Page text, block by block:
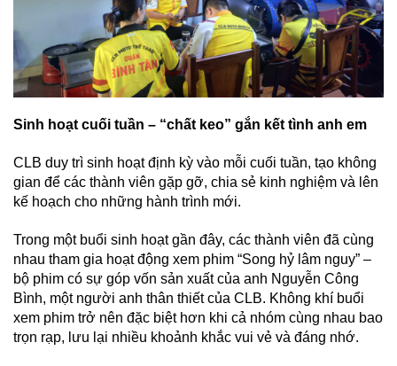
Sinh hoạt cuối tuần – “chất keo” gắn kết tình anh em
CLB duy trì sinh hoạt định kỳ vào mỗi cuối tuần, tạo không
gian để các thành viên gặp gỡ, chia sẻ kinh nghiệm và lên
kế hoạch cho những hành trình mới.
Trong một buổi sinh hoạt gần đây, các thành viên đã cùng
nhau tham gia hoạt động xem phim “Song hỷ lâm nguy” –
bộ phim có sự góp vốn sản xuất của anh Nguyễn Công
Bình, một người anh thân thiết của CLB. Không khí buổi
xem phim trở nên đặc biệt hơn khi cả nhóm cùng nhau bao
trọn rạp, lưu lại nhiều khoảnh khắc vui vẻ và đáng nhớ.